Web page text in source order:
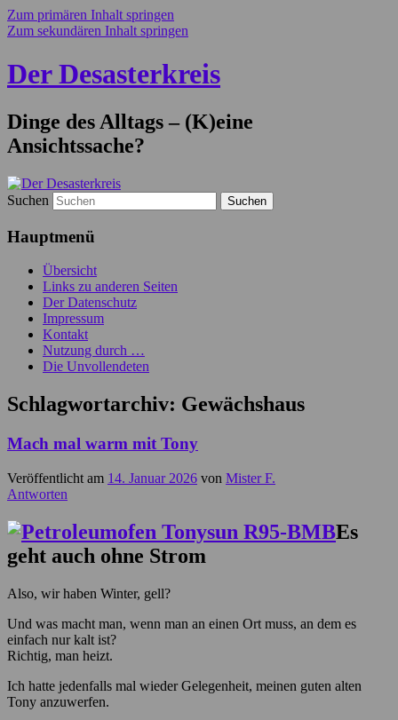
Zum primären Inhalt springen
Zum sekundären Inhalt springen
Der Desasterkreis
Dinge des Alltags – (K)eine
Ansichtssache?
Suchen
Hauptmenü
Übersicht
Links zu anderen Seiten
Der Datenschutz
Impressum
Kontakt
Nutzung durch …
Die Unvollendeten
Schlagwortarchiv: Gewächshaus
Mach mal warm mit Tony
Veröffentlicht am 14. Januar 2026 von Mister F.
Antworten
Es
geht auch ohne Strom
Also, wir haben Winter, gell?
Und was macht man, wenn man an einen Ort muss, an dem es
einfach nur kalt ist?
Richtig, man heizt.
Ich hatte jedenfalls mal wieder Gelegenheit, meinen guten alten
Tony anzuwerfen.